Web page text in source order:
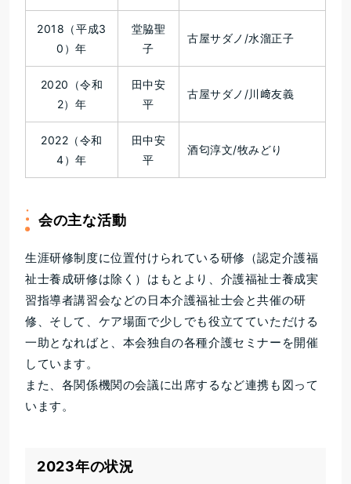
2018（平成3
0）年
堂脇聖
子
古屋サダノ/水溜正子
2020（令和
2）年
田中安
平
古屋サダノ/川﨑友義
2022（令和
4）年
田中安
平
酒匂淳文/牧みどり
会の主な活動
生涯研修制度に位置付けられている研修（認定介護福
祉士養成研修は除く）はもとより、介護福祉士養成実
習指導者講習会などの日本介護福祉士会と共催の研
修、そして、ケア場面で少しでも役立てていただける
一助となればと、本会独自の各種介護セミナーを開催
しています。
また、各関係機関の会議に出席するなど連携も図って
います。
2023年の状況